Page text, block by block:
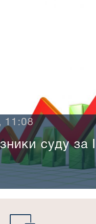
суду за І